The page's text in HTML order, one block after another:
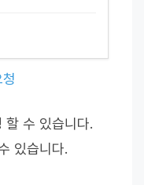
할 수 있습니다.
있습니다.